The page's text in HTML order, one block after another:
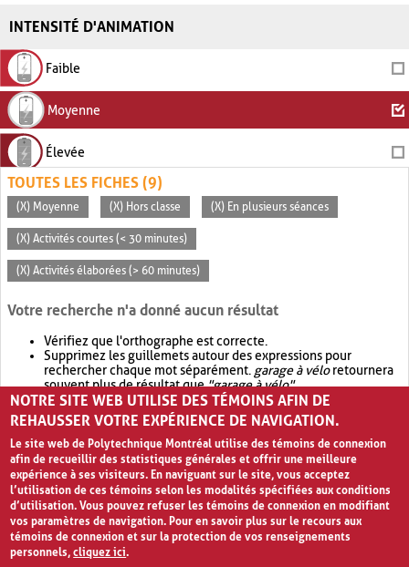
INTENSITÉ D'ANIMATION
Faible
Moyenne
Élevée
TOUTES LES FICHES (9)
(X) Moyenne (X) Hors classe (X) En plusieurs séances
(X) Activités courtes (< 30 minutes)
(X) Activités élaborées (> 60 minutes)
Votre recherche n'a donné aucun résultat
Vérifiez que l'orthographe est correcte.
Supprimez les guillemets autour des expressions pour
rechercher chaque mot séparément. garage à véloretournera
souvent plus de résultat que"garage à vélo".
Envisagez d'élargir votre recherche avec OR.garage OR vélo
retournera souvent plus de résultat quegarage à vélo
NOTRE SITE WEB UTILISE DES TÉMOINS AFIN DE
REHAUSSER VOTRE EXPÉRIENCE DE NAVIGATION.
Le site web de Polytechnique Montréal utilise des témoins de connexion
afin de recueillir des statistiques générales et offrir une meilleure
expérience à ses visiteurs. En naviguant sur le site, vous acceptez
l’utilisation de ces témoins selon les modalités spécifiées aux conditions
d’utilisation. Vous pouvez refuser les témoins de connexion en modifiant
vos paramètres de navigation. Pour en savoir plus sur le recours aux
témoins de connexion et sur la protection de vos renseignements
personnels,cliquez ici.